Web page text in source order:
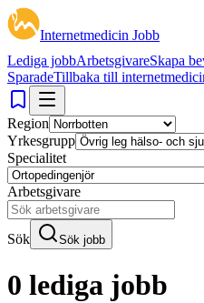
Internetmedicin Jobb
Lediga jobbArbetsgivareSkapa
SparadeTillbaka till
Region
Yrkesgrupp
Specialitet
Arbetsgivare
Sök Sök jobb
0 lediga jobb